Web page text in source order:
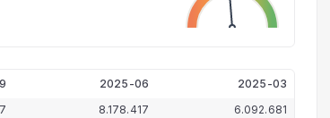
2025-06 2025-03
8.178.417 6.092.681